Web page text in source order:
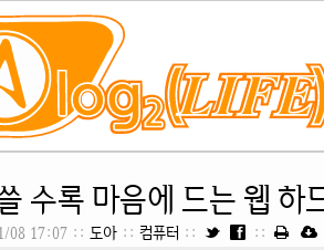
수록 마음에 드는 웹 하
08 17:07 :: 도아 :: 컴퓨터 :: ::